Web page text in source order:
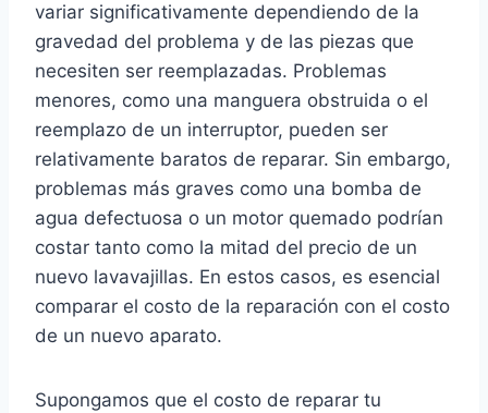
variar significativamente dependiendo de la
gravedad del problema y de las piezas que
necesiten ser reemplazadas. Problemas
menores, como una manguera obstruida o el
reemplazo de un interruptor, pueden ser
relativamente baratos de reparar. Sin embargo,
problemas más graves como una bomba de
agua defectuosa o un motor quemado podrían
costar tanto como la mitad del precio de un
nuevo lavavajillas. En estos casos, es esencial
comparar el costo de la reparación con el costo
de un nuevo aparato.
Supongamos que el costo de reparar tu